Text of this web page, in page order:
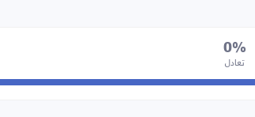
0%
تعادل